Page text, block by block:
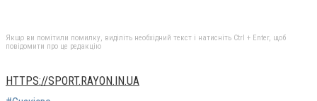
Якщо ви помітили помилку, виділіть необхідний текст і натисніть Ctrl + Enter, щоб
повідомити про це редакцію
HTTPS://SPORT.RAYON.IN.UA